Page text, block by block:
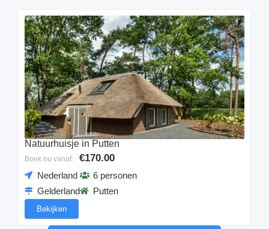
Natuurhuisje in Putten
Boek nu vanaf: €170.00
Nederland
Gelderland
6 personen
Putten
Bekijken